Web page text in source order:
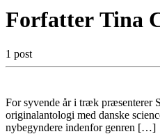
Forfatter Tina
1 post
For syvende år i træk præsenterer
originalantologi med danske
nybegyndere indenfor genren […]